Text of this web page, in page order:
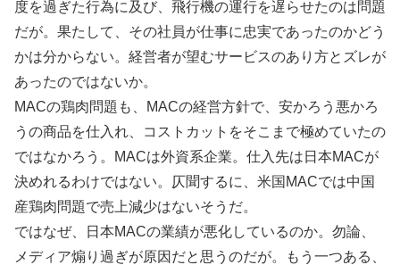
度を過ぎた行為に及び、飛行機の運行を遅らせたのは問題
だが。果たして、その社員が仕事に忠実であったのかどう
かは分からない。経営者が望むサービスのあり方とズレが
あったのではないか。
MACの鶏肉問題も、MACの経営方針で、安かろう悪かろ
うの商品を仕入れ、コストカットをそこまで極めていたの
ではなかろう。MACは外資系企業。仕入先は日本MACが
決めれるわけではない。仄聞するに、米国MACでは中国
産鶏肉問題で売上減少はないそうだ。
ではなぜ、日本MACの業績が悪化しているのか。勿論、
メディア煽り過ぎが原因だと思うのだが。もう一つある、